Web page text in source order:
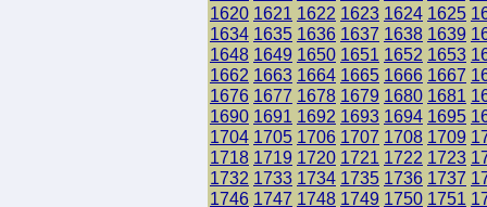
1620 1621 1622 1623 1624 1625
1634 1635 1636 1637 1638 1639
1648 1649 1650 1651 1652 1653
1662 1663 1664 1665 1666 1667
1676 1677 1678 1679 1680 1681
1690 1691 1692 1693 1694 1695
1704 1705 1706 1707 1708 1709
1718 1719 1720 1721 1722 1723
1732 1733 1734 1735 1736 1737
1746 1747 1748 1749 1750 1751